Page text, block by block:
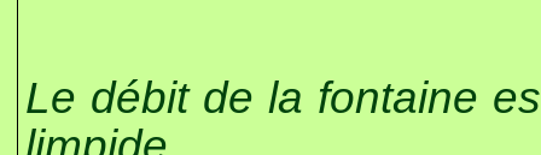
Le débit de la fontaine